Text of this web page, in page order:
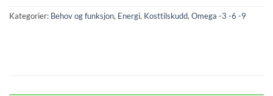
Kategorier: Behov og funksjon, Energi, Kosttilskudd,Omega -3 -6 -9